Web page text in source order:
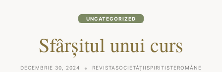
UNCATEGORIZED
Sfârșitul unui curs
DECEMBRIE 30, 2024 REVISTASOCIETĂȚIISPIRITISTEROMÂNE